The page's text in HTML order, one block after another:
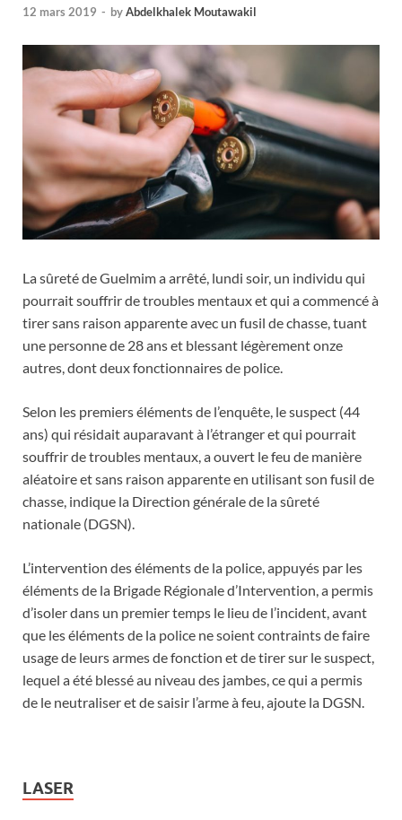
12 mars 2019 - byAbdelkhalek Moutawakil
La sûreté de Guelmim a arrêté, lundi soir, un individu qui
pourrait souffrir de troubles mentaux et qui a commencé à
tirer sans raison apparente avec un fusil de chasse, tuant
une personne de 28 ans et blessant légèrement onze
autres, dont deux fonctionnaires de police.
Selon les premiers éléments de l’enquête, le suspect (44
ans) qui résidait auparavant à l’étranger et qui pourrait
souffrir de troubles mentaux, a ouvert le feu de manière
aléatoire et sans raison apparente en utilisant son fusil de
chasse, indique la Direction générale de la sûreté
nationale (DGSN).
L’intervention des éléments de la police, appuyés par les
éléments de la Brigade Régionale d’Intervention, a permis
d’isoler dans un premier temps le lieu de l’incident, avant
que les éléments de la police ne soient contraints de faire
usage de leurs armes de fonction et de tirer sur le suspect,
lequel a été blessé au niveau des jambes, ce qui a permis
de le neutraliser et de saisir l’arme à feu, ajoute la DGSN.
LASER